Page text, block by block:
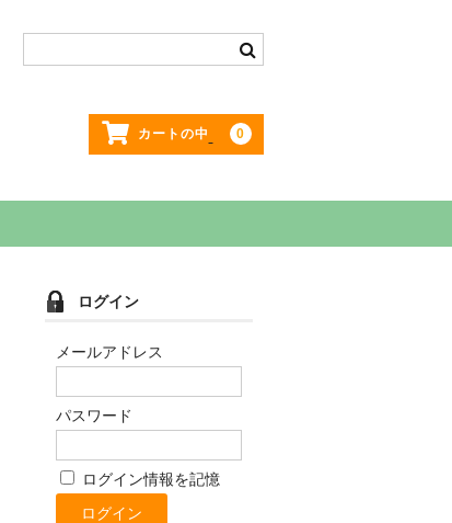
カートの中 0
ログイン
メールアドレス
パスワード
ログイン情報を記憶